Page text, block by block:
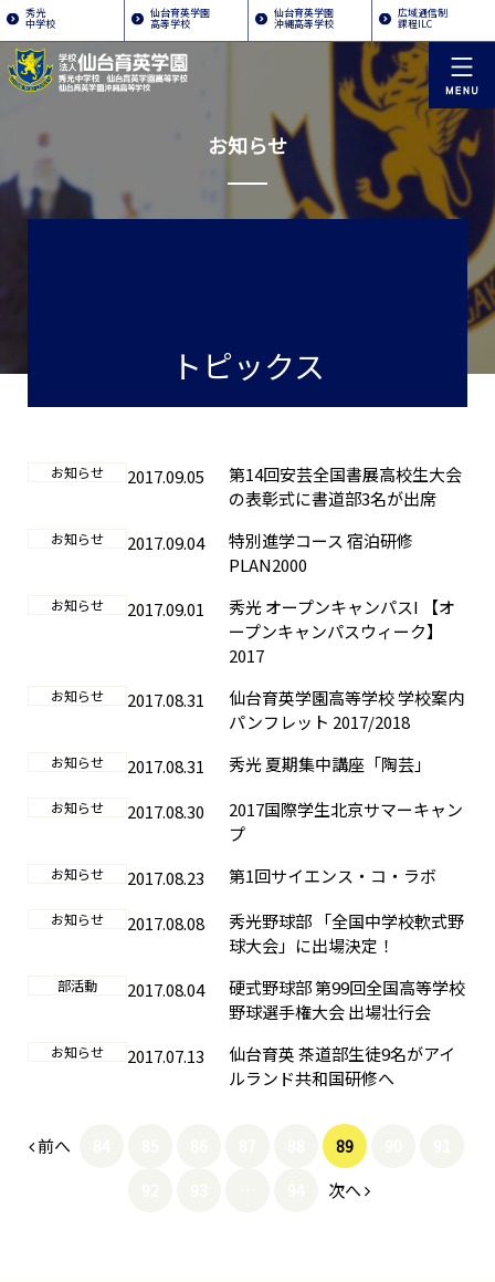
秀光
中学校
仙台育英学園
高等学校
仙台育英学園
沖縄高等学校
広域通信制
課程ILC
お知らせ
トピックス
お知らせ 2017.09.05
第14回安芸全国書展高校生大会
の表彰式に書道部3名が出席
お知らせ 2017.09.04
特別進学コース 宿泊研修
PLAN2000
お知らせ 2017.09.01
秀光 オープンキャンパスI 【オ
ープンキャンパスウィーク】
2017
お知らせ 2017.08.31
仙台育英学園高等学校 学校案内
パンフレット 2017/2018
お知らせ 2017.08.31 秀光 夏期集中講座「陶芸」
お知らせ 2017.08.30
2017国際学生北京サマーキャン
プ
お知らせ 2017.08.23 第1回サイエンス・コ・ラボ
お知らせ 2017.08.08
秀光野球部 「全国中学校軟式野
球大会」に出場決定！
部活動 2017.08.04
硬式野球部 第99回全国高等学校
野球選手権大会 出場壮行会
お知らせ 2017.07.13
仙台育英 茶道部生徒9名がアイ
ルランド共和国研修へ
前へ 89
次へ